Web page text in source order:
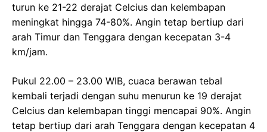
turun ke 21-22 derajat Celcius dan kelembapan
meningkat hingga 74-80%. Angin tetap bertiup dari
arah Timur dan Tenggara dengan kecepatan 3-4
km/jam.
Pukul 22.00 – 23.00 WIB, cuaca berawan tebal
kembali terjadi dengan suhu menurun ke 19 derajat
Celcius dan kelembapan tinggi mencapai 90%. Angin
tetap bertiup dari arah Tenggara dengan kecepatan 4